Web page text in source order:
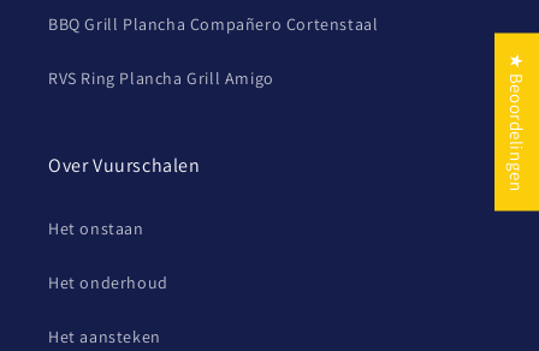
BBQ Grill Plancha Compañero Cortenstaal
RVS Ring Plancha Grill Amigo
Over Vuurschalen
Het onstaan
Het onderhoud
Het aansteken
★ Beoordelingen